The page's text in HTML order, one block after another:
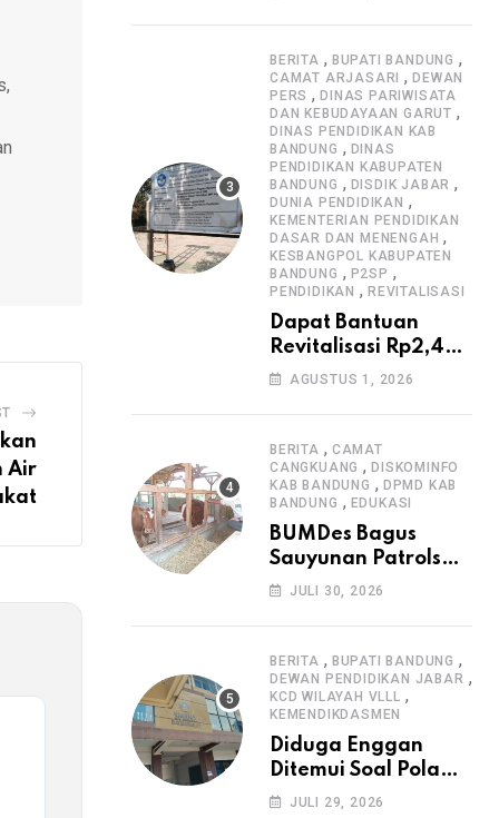
Air
Pengawasan K3
BERITA , BUPATI BANDUNG ,
CAMAT ARJASARI ,DEWAN
PERS ,DINAS PARIWISATA
DAN KEBUDAYAAN GARUT ,
DINAS PENDIDIKAN KAB
BANDUNG , DINAS
PENDIDIKAN KABUPATEN
BANDUNG , DISDIK JABAR ,
DUNIA PENDIDIKAN ,
KEMENTERIAN PENDIDIKAN
DASAR DAN MENENGAH ,
KESBANGPOL KABUPATEN
BANDUNG , P2SP ,
PENDIDIKAN , REVITALISASI
Dapat Bantuan
Revitalisasi Rp2,4
Miliar, SMPN 1
Masyarakat Sambut
Antusias
AGUSTUS 1, 2026
BERITA , CAMAT
CANGKUANG ,DISKOMINFO
KAB BANDUNG , DPMD KAB
BANDUNG , EDUKASI
BUMDes Bagus
Sauyunan Patrolsari
Alokasikan 20
untuk Ketahanan
Pangan Hewani dan
Nabati
JULI 30, 2026
BERITA , BUPATI BANDUNG ,
DEWAN PENDIDIKAN JABAR ,
KCD WILAYAH VLLL ,
KEMENDIKDASMEN
Diduga Enggan
Ditemui Soal Pola
SPMB, Kepsek SMAN
JULI 29, 2026